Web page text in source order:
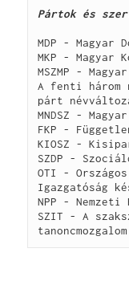
Pártok és
MDP - Magyar
MKP - Magyar
MSZMP -
A fenti három
párt
MNDSZ -
FKP -
KIOSZ -
SZDP -
OTI -
Igazgatóság
NPP -
SZIT - A